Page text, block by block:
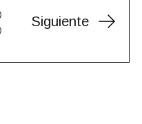
Siguiente